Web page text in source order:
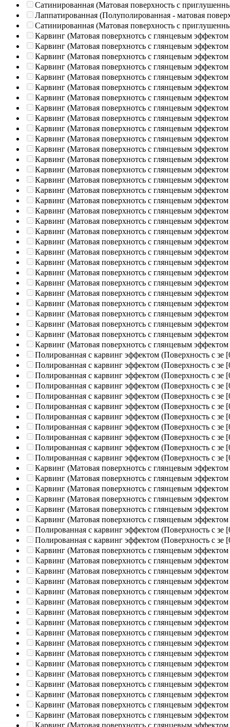
Сатинированная (Матовая поверхность с
Лаппатированная (Полуполированная - матовая
Сатинированная (Матовая поверхность с
Карвинг (Матовая поверхнотсь с глянцевым эффектом
Карвинг (Матовая поверхнотсь с глянцевым эффектом
Карвинг (Матовая поверхнотсь с глянцевым эффектом
Карвинг (Матовая поверхнотсь с глянцевым эффектом
Карвинг (Матовая поверхнотсь с глянцевым эффектом
Карвинг (Матовая поверхнотсь с глянцевым эффектом
Карвинг (Матовая поверхнотсь с глянцевым эффектом
Карвинг (Матовая поверхнотсь с глянцевым эффектом
Карвинг (Матовая поверхнотсь с глянцевым эффектом
Карвинг (Матовая поверхнотсь с глянцевым эффектом
Карвинг (Матовая поверхнотсь с глянцевым эффектом
Карвинг (Матовая поверхнотсь с глянцевым эффектом
Карвинг (Матовая поверхнотсь с глянцевым эффектом
Карвинг (Матовая поверхнотсь с глянцевым эффектом
Карвинг (Матовая поверхнотсь с глянцевым эффектом
Карвинг (Матовая поверхнотсь с глянцевым эффектом
Карвинг (Матовая поверхнотсь с глянцевым эффектом
Карвинг (Матовая поверхнотсь с глянцевым эффектом
Карвинг (Матовая поверхнотсь с глянцевым эффектом
Карвинг (Матовая поверхнотсь с глянцевым эффектом
Карвинг (Матовая поверхнотсь с глянцевым эффектом
Карвинг (Матовая поверхнотсь с глянцевым эффектом
Карвинг (Матовая поверхнотсь с глянцевым эффектом
Карвинг (Матовая поверхнотсь с глянцевым эффектом
Карвинг (Матовая поверхнотсь с глянцевым эффектом
Карвинг (Матовая поверхнотсь с глянцевым эффектом
Карвинг (Матовая поверхнотсь с глянцевым эффектом
Карвинг (Матовая поверхнотсь с глянцевым эффектом
Карвинг (Матовая поверхнотсь с глянцевым эффектом
Карвинг (Матовая поверхнотсь с глянцевым эффектом
Карвинг (Матовая поверхнотсь с глянцевым эффектом
Полированная c карвинг эффектом (Поверхность с зе
Полированная c карвинг эффектом (Поверхность с зе
Полированная c карвинг эффектом (Поверхность с зе
Полированная c карвинг эффектом (Поверхность с зе
Полированная c карвинг эффектом (Поверхность с зе
Полированная c карвинг эффектом (Поверхность с зе
Полированная c карвинг эффектом (Поверхность с зе
Полированная c карвинг эффектом (Поверхность с зе
Полированная c карвинг эффектом (Поверхность с зе
Полированная c карвинг эффектом (Поверхность с зе
Полированная c карвинг эффектом (Поверхность с зе
Карвинг (Матовая поверхнотсь с глянцевым эффектом
Карвинг (Матовая поверхнотсь с глянцевым эффектом
Карвинг (Матовая поверхнотсь с глянцевым эффектом
Карвинг (Матовая поверхнотсь с глянцевым эффектом
Карвинг (Матовая поверхнотсь с глянцевым эффектом
Карвинг (Матовая поверхнотсь с глянцевым эффектом
Полированная c карвинг эффектом (Поверхность с зе
Полированная c карвинг эффектом (Поверхность с зе
Карвинг (Матовая поверхнотсь с глянцевым эффектом
Карвинг (Матовая поверхнотсь с глянцевым эффектом
Карвинг (Матовая поверхнотсь с глянцевым эффектом
Карвинг (Матовая поверхнотсь с глянцевым эффектом
Карвинг (Матовая поверхнотсь с глянцевым эффектом
Карвинг (Матовая поверхнотсь с глянцевым эффектом
Карвинг (Матовая поверхнотсь с глянцевым эффектом
Карвинг (Матовая поверхнотсь с глянцевым эффектом
Карвинг (Матовая поверхнотсь с глянцевым эффектом
Карвинг (Матовая поверхнотсь с глянцевым эффектом
Карвинг (Матовая поверхнотсь с глянцевым эффектом
Карвинг (Матовая поверхнотсь с глянцевым эффектом
Карвинг (Матовая поверхнотсь с глянцевым эффектом
Карвинг (Матовая поверхнотсь с глянцевым эффектом
Карвинг (Матовая поверхнотсь с глянцевым эффектом
Карвинг (Матовая поверхнотсь с глянцевым эффектом
Карвинг (Матовая поверхнотсь с глянцевым эффектом